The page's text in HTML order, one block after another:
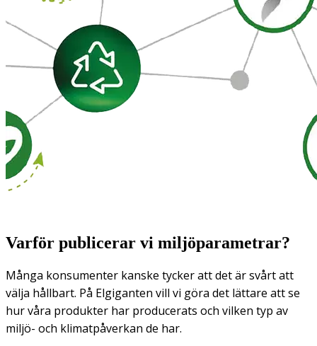
Varför publicerar vi miljöparametrar?
Många konsumenter kanske tycker att det är svårt att
välja hållbart. På Elgiganten vill vi göra det lättare att se
hur våra produkter har producerats och vilken typ av
miljö- och klimatpåverkan de har.